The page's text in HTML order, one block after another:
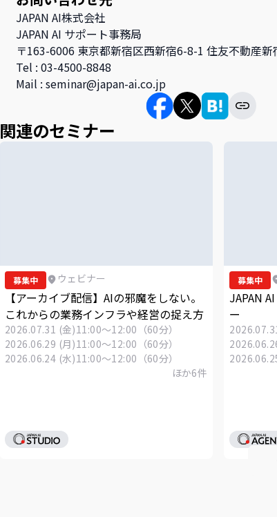
JAPAN AI株式会社
JAPAN AI サポート事務局
〒163-6006 東京都新宿区西新宿6-8-1 住友不動産
Tel : 03-4500-8848
Mail : seminar@japan-ai.co.jp
関連のセミナー
募集中 ウェビナー
【アーカイブ配信】AIの邪魔をしない。
これからの業務インフラや経営の捉え方
2026.07.31 (金)11:00～12:00（60分）
2026.06.29 (月)11:00～12:00（60分）
2026.06.24 (水)11:00～12:00（60分）
ほか6件
募集中
JAPAN
ー